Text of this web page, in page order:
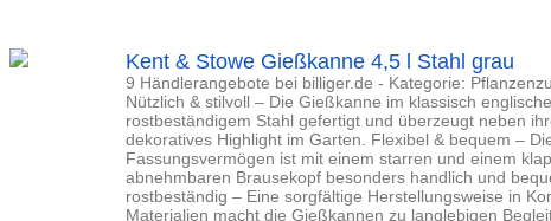
Kent & Stowe Gießkanne 4,5 l Stahl grau
9 Händlerangebote bei billiger.de - Kategorie:
Nützlich & stilvoll – Die Gießkanne im klassisch
rostbeständigem Stahl gefertigt und überzeugt neben
dekoratives Highlight im Garten. Flexibel & bequem –
Fassungsvermögen ist mit einem starren und einem
abnehmbaren Brausekopf besonders handlich und
rostbeständig – Eine sorgfältige Herstellungsweise in
Materialien macht die Gießkannen zu langlebigen